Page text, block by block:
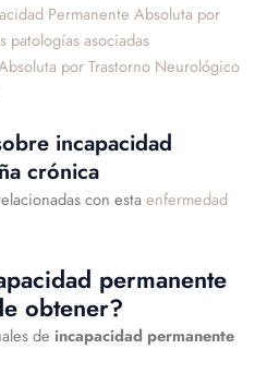
Permanente Absoluta por
patologías asociadas
por Trastorno Neurológico
incapacidad
crónica
con esta enfermedad
permanente
obtener?
de incapacidad permanente